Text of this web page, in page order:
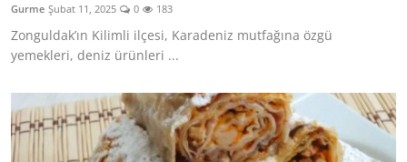
Anne & Bebek Beslenmesi
Mutfak Sırları & Teknikler
Gıda Sözlüğü & Nedir?
Yemek Tarifleri & Menüler
Gurme Şubat 11, 2025 0 183
Zonguldak’ın Kilimli ilçesi, Karadeniz mutfağına özgü
yemekleri, deniz ürünleri ...